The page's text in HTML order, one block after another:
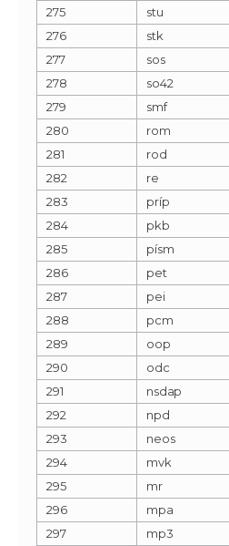
275
stu
276
stk
277
sos
278
so42
279
smf
280
rom
281
rod
282
re
283
príp
284
pkb
285
písm
286
pet
287
pei
288
pcm
289
oop
290
odc
291
nsdap
292
npd
293
neos
294
mvk
295
mr
296
mpa
297
mp3